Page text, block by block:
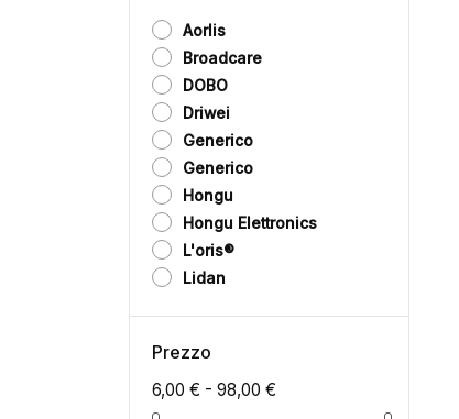
Aorlis
Broadcare
DOBO
Driwei
Generico
Generico
Hongu
Hongu Elettronics
L'oris®
Lidan
Prezzo
6,00 € - 98,00 €